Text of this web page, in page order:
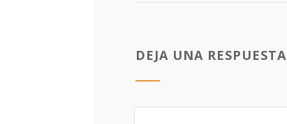
DEJA UNA RESPUESTA